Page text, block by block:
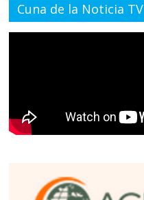
Cuna de la Noticia TV